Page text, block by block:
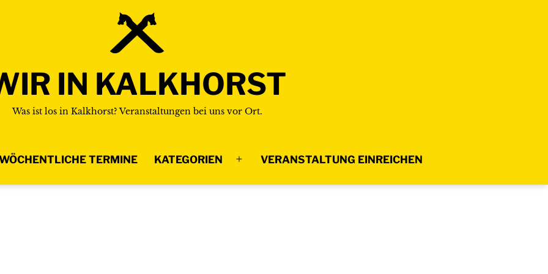
IN KALKHORST
Was ist los in Kalkhorst? Veranstaltungen bei uns vor Ort.
TERMINE KATEGORIEN
Menü VERANSTALTUNG EINREICHEN